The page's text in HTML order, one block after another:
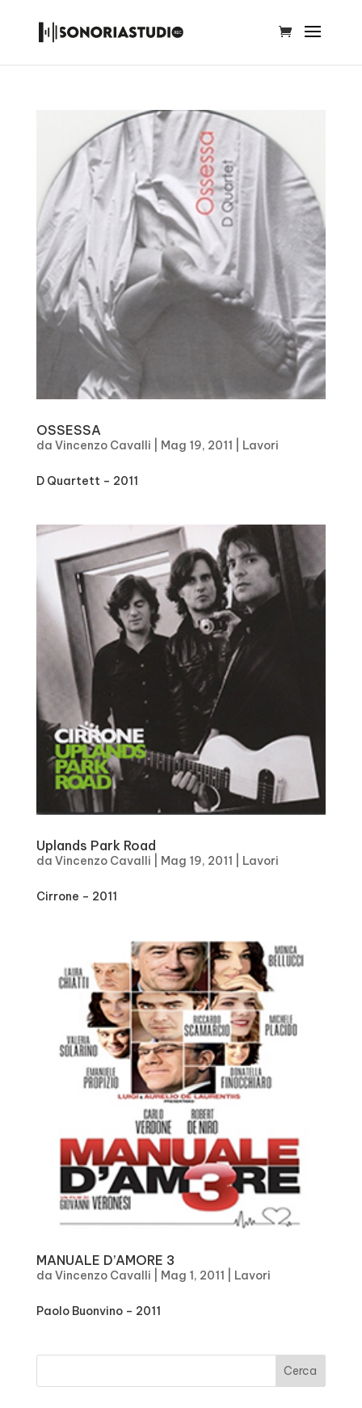
OSSESSA
da Vincenzo Cavalli Mag 19, 2011 Lavori
D Quartett – 2011
Uplands Park Road
da Vincenzo Cavalli Mag 19, 2011 Lavori
Cirrone – 2011
MANUALE D’AMORE 3
da Vincenzo Cavalli Mag 1, 2011 Lavori
Paolo Buonvino – 2011